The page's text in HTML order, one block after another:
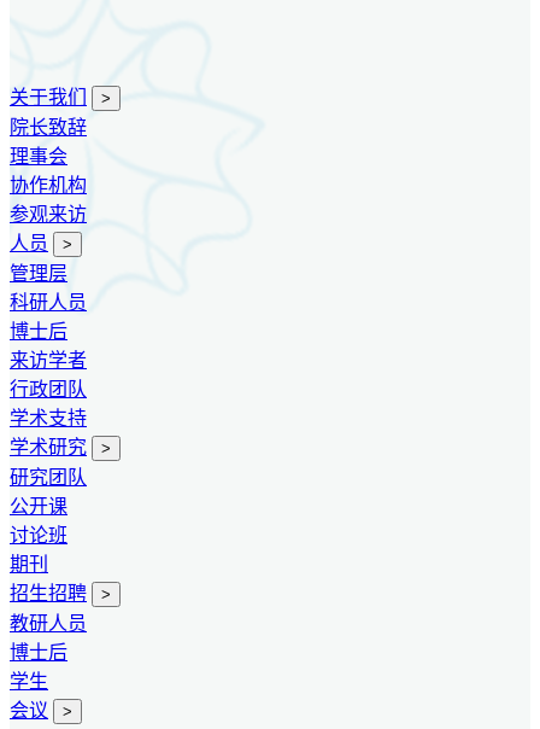
关于我们 >
院长致辞
理事会
协作机构
参观来访
人员
>
管理层
科研人员
博士后
来访学者
行政团队
学术支持
学术研究
>
研究团队
公开课
讨论班
期刊
招生招聘
>
教研人员
博士后
学生
会议
>